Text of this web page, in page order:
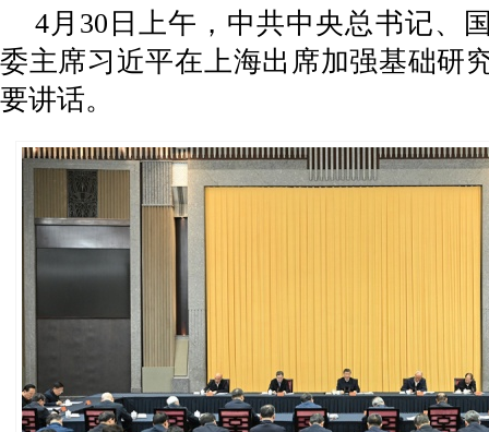
4月30日上午，中共中央总书记、
委主席习近平在上海出席加强基础研
要讲话。